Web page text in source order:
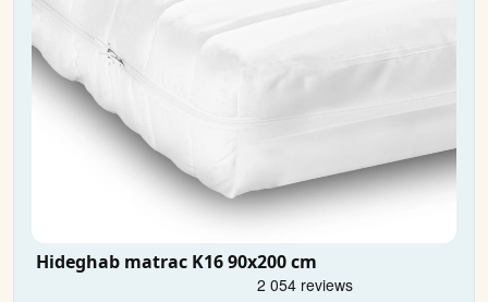
Hideghab matrac K16 90x200 cm